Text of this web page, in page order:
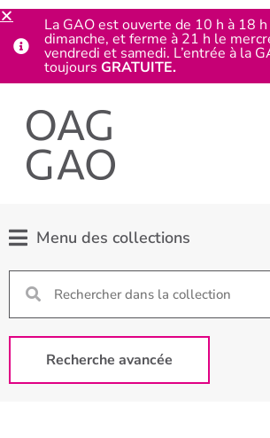
Menu des collections
Recherche avancée
La GAO est ouverte de 10 h à 18
dimanche, et ferme à 21 h le
vendredi et samedi. L’entrée à la
toujours GRATUITE.